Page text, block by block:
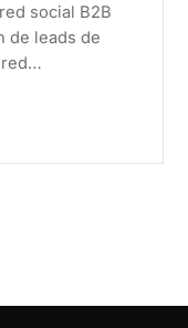
social B2B
de leads de
red…